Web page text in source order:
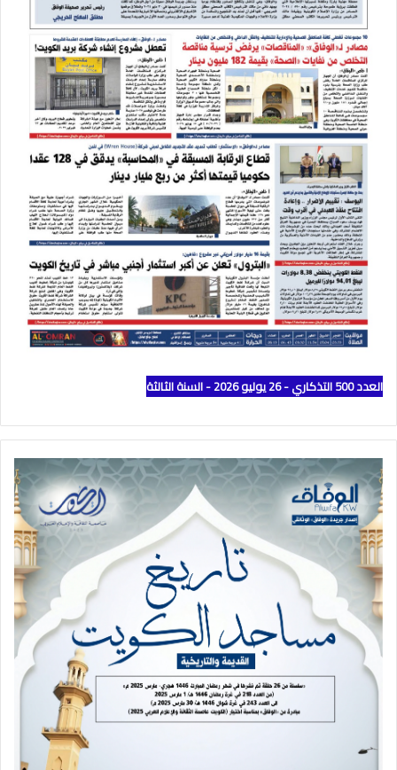
العدد 500 التذكاري - 26 يوليو 2026 - السنة الثالثة